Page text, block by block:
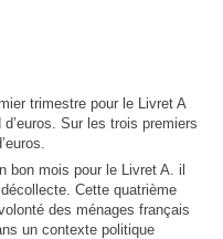
trimestre pour le Livret A
Sur les trois premiers
bon mois pour le Livret A. il
Cette quatrième
des ménages français
un contexte politique